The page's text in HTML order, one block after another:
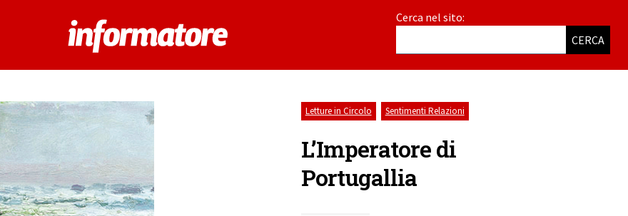
Cerca nel sito:
CERCA
Letture in Circolo Sentimenti Relazioni
L’Imperatore di
Portugallia